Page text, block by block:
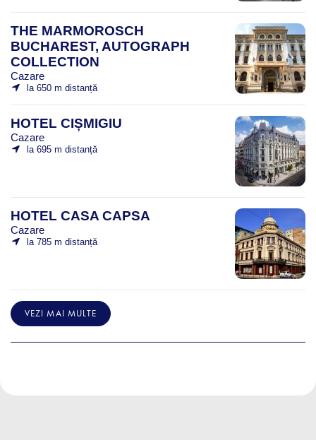
THE MARMOROSCH
BUCHAREST, AUTOGRAPH
COLLECTION
Cazare
la 650 m distanță
HOTEL CIȘMIGIU
Cazare
la 695 m distanță
HOTEL CASA CAPSA
Cazare
la 785 m distanță
VEZI MAI MULTE